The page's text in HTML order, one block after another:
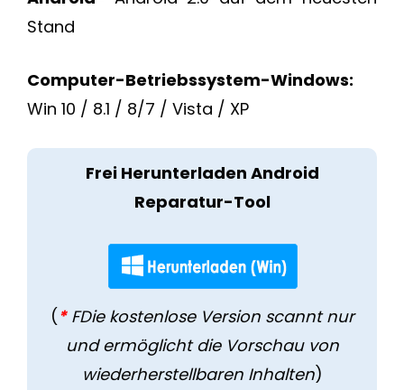
Stand
Computer-Betriebssystem-Windows:
Win 10 / 8.1 / 8/7 / Vista / XP
Frei Herunterladen Android
Reparatur-Tool
(*FDie kostenlose Version scannt nur
und ermöglicht die Vorschau von
wiederherstellbaren Inhalten)